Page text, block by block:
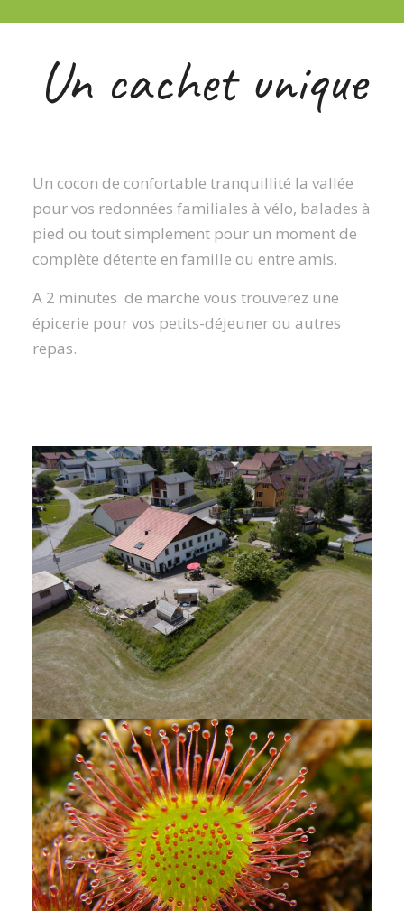
Un cachet unique
Un cocon de confortable tranquillité la vallée
pour vos redonnées familiales à vélo, balades à
pied ou tout simplement pour un moment de
complète détente en famille ou entre amis.
A 2 minutes de marche vous trouverez une
épicerie pour vos petits-déjeuner ou autres
repas.